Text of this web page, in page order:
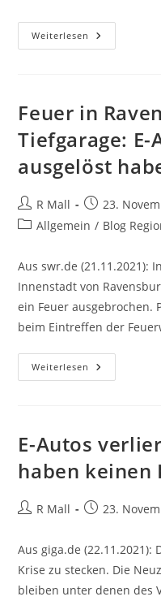
Weiterlesen Wie
Roter
Beteiligen
Können
Feuer in
Tiefgarage:
ausgelöst
Beitrags-
Autor:
R Mall
Beitrag
veröffentlicht:
23.
Beitrags-
Allgemein / Blog
Aus swr.de (21.11.2021):
Innenstadt von
ein Feuer ausgebrochen.
beim Eintreffen der
Weiterlesen Feuer
In
Könnte
Brand
Haben
E-Autos
haben keinen
Beitrags-
R Mall
Beitrag
23.
Aus giga.de
Krise zu stecken. Die
bleiben unter denen des